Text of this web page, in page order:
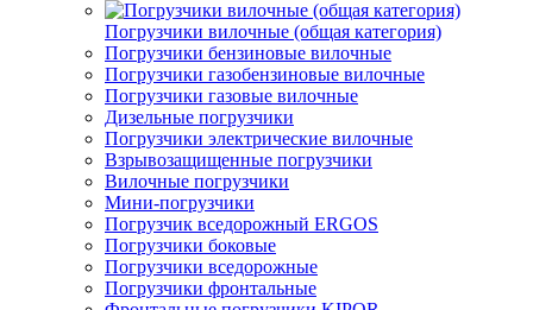
Погрузчики вилочные (общая категория)
Погрузчики бензиновые вилочные
Погрузчики газобензиновые вилочные
Погрузчики газовые вилочные
Дизельные погрузчики
Погрузчики электрические вилочные
Взрывозащищенные погрузчики
Вилочные погрузчики
Мини-погрузчики
Погрузчик вседорожный ERGOS
Погрузчики боковые
Погрузчики вседорожные
Погрузчики фронтальные